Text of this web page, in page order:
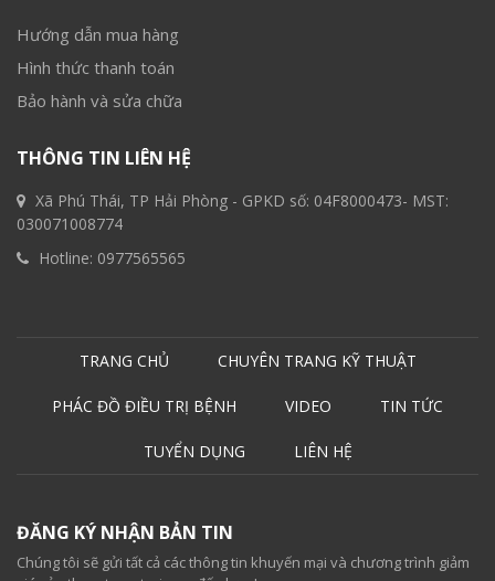
Hướng dẫn mua hàng
Hình thức thanh toán
Bảo hành và sửa chữa
THÔNG TIN LIÊN HỆ
Xã Phú Thái, TP Hải Phòng - GPKD số: 04F8000473- MST:
030071008774
Hotline: 0977565565
TRANG CHỦ CHUYÊN TRANG KỸ THUẬT
PHÁC ĐỒ ĐIỀU TRỊ BỆNH VIDEO TIN TỨC
TUYỂN DỤNG LIÊN HỆ
ĐĂNG KÝ NHẬN BẢN TIN
Chúng tôi sẽ gửi tất cả các thông tin khuyến mại và chương trình giảm